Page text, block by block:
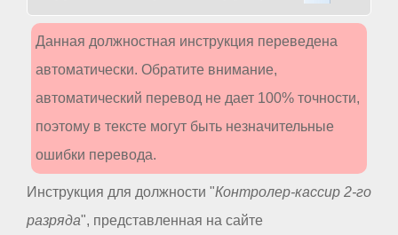
Данная должностная инструкция переведена
автоматически. Обратите внимание,
автоматический перевод не дает 100% точности,
поэтому в тексте могут быть незначительные
ошибки перевода.
Инструкция для должности "Контролер-кассир 2-го
разряда", представленная на сайте